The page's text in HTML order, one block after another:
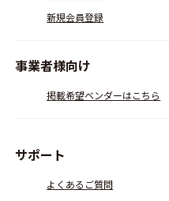
新規会員登録
事業者様向け
掲載希望ベンダーはこちら
サポート
よくあるご質問